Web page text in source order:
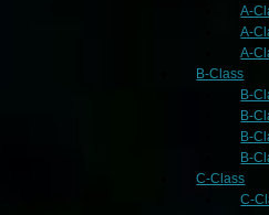
A-
A-
A-
B-Class
B-
B-
B-
B-
C-Class
C-